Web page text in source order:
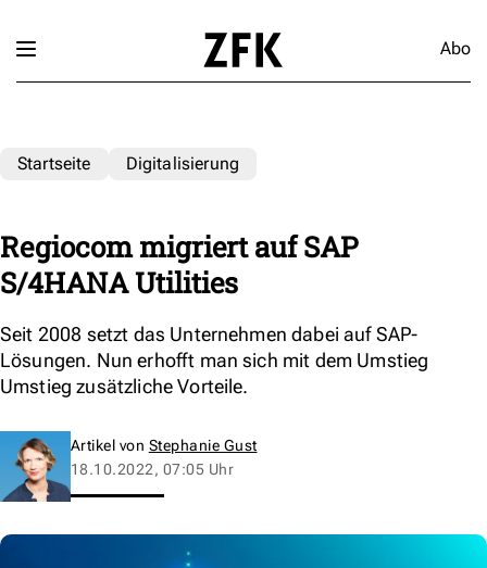
Abo
Startseite Digitalisierung
Regiocom migriert auf SAP
S/4HANA Utilities
Seit 2008 setzt das Unternehmen dabei auf SAP-
Lösungen. Nun erhofft man sich mit dem Umstieg
Umstieg zusätzliche Vorteile.
Artikel von Stephanie Gust
18.10.2022, 07:05 Uhr